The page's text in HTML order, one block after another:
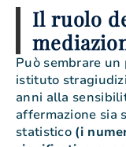
Il ruolo
Può sembrare un
istituto
anni alla
affermazione sia
statistico (i